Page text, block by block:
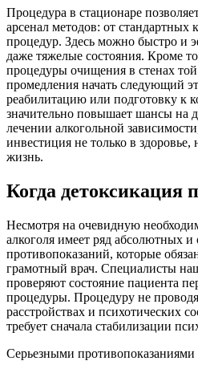
Процедура в стационаре
арсенал методов: от стандартных
процедур. Здесь можно быстро и
даже тяжелые состояния. Кроме
процедуры очищения в стенах
промедления начать следующий
реабилитацию или подготовку к
значительно повышает шансы на
лечении алкогольной
инвестиция не только в
жизнь.
Когда детоксикация
Несмотря на очевидную
алкоголя имеет ряд абсолютных и
противопоказаний, которые
грамотный врач. Специалисты
проверяют состояние пациента
процедуры. Процедуру не
расстройствах и психотических
требует сначала стабилизации
Серьезными противопоказаниями